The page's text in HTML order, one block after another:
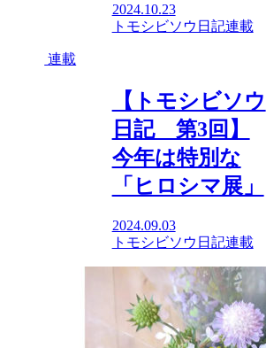
2024.10.23
トモシビソウ日記連載
連載
【トモシビソウ
日記 第3回】
今年は特別な
「ヒロシマ展」
2024.09.03
トモシビソウ日記連載